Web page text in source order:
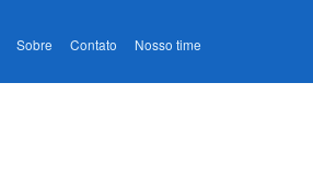
Sobre Contato Nosso time